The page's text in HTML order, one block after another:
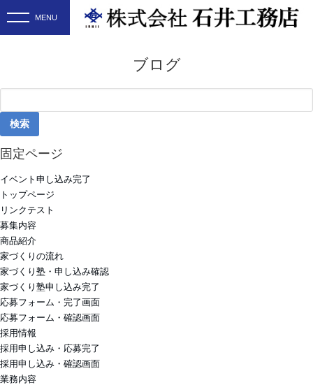
ブログ
索:
固定ページ
イベント申し込み完了
トップページ
リンクテスト
募集内容
商品紹介
家づくりの流れ
家づくり塾・申し込み確認
家づくり塾申し込み完了
応募フォーム・完了画面
応募フォーム・確認画面
採用情報
採用申し込み・応募完了
採用申し込み・確認画面
業務内容